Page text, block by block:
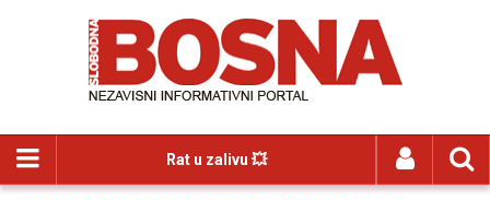
Rat u zalivu 💥